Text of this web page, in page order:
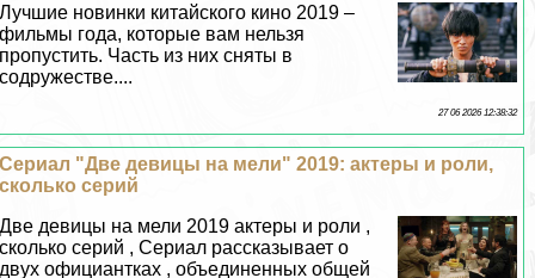
Лучшие новинки китайского кино 2019 –
фильмы года, которые вам нельзя
пропустить. Часть из них сняты в
содружестве....
27 06 2026 12:38:32
Сериал "Две дeвицы на мели" 2019: актеры и роли,
сколько серий
Две дeвицы на мели 2019 актеры и роли ,
сколько серий , Сериал рассказывает о
двух официантках , объединенных общей